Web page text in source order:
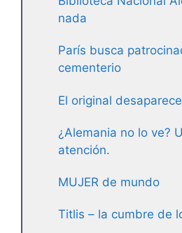
nada
París busca
cementerio
El original desaparece
¿Alemania no lo ve?
atención.
MUJER de mundo
Titlis – la cumbre de